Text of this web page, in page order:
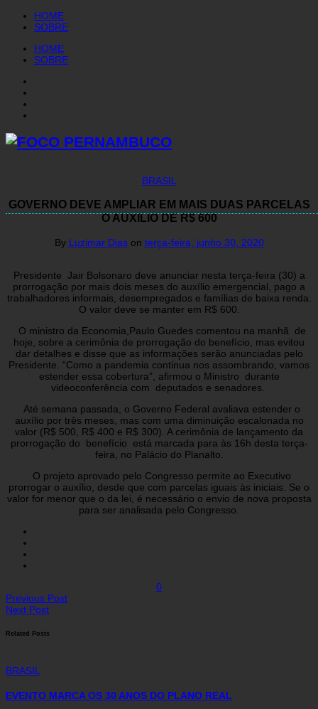
HOME
SOBRE
HOME
SOBRE
BRASIL
GOVERNO DEVE AMPLIAR EM MAIS DUAS PARCELAS
O AUXILIO DE R$ 600
By Luzimar Dias on terça-feira, junho 30, 2020
Presidente Jair Bolsonaro deve anunciar nesta terça-feira (30) a
prorrogação por mais dois meses do auxílio emergencial, pago a
trabalhadores informais, desempregados e famílias de baixa renda.
O valor deve se manter em R$ 600.
O ministro da Economia,Paulo Guedes comentou na manhã de
hoje, sobre a cerimônia de prorrogação do benefício, mas evitou
dar detalhes e disse que as informações serão anunciadas pelo
Presidente. “Como a pandemia continua nos assombrando, vamos
estender essa cobertura”, afirmou o Ministro durante
videoconferência com deputados e senadores.
Até semana passada, o Governo Federal avaliava estender o
auxílio por três meses, mas com uma diminuição escalonada no
valor (R$ 500, R$ 400 e R$ 300). A cerimônia de lançamento da
prorrogação do benefício está marcada para às 16h desta terça-
feira, no Palácio do Planalto.
O projeto aprovado pelo Congresso permite ao Executivo
prorrogar o auxílio, desde que com parcelas iguais às iniciais. Se o
valor for menor que o da lei, é necessário o envio de nova proposta
para ser analisada pelo Congresso.
0
Previous Post
Next Post
Related Posts
BRASIL
EVENTO MARCA OS 30 ANOS DO PLANO REAL